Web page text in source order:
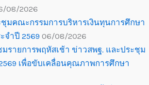
08/2026
ชุมคณะกรรมการบริหารเงินทุนการศึกษา
จำปี 2569 06/08/2026
มรายการพฤหัสเช้า ข่าวสพฐ. และประชุม
เพื่อขับเคลื่อนคุณภาพการศึกษา